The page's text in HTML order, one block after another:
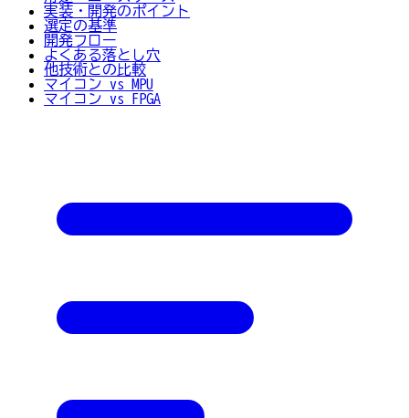
実装・開発のポイント
選定の基準
開発フロー
よくある落とし穴
他技術との比較
マイコン vs MPU
マイコン vs FPGA